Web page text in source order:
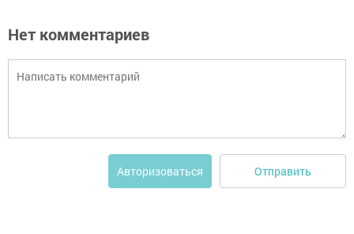
Нет комментариев
Авторизоваться Отправить